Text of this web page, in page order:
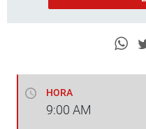
HORA
9:00 AM